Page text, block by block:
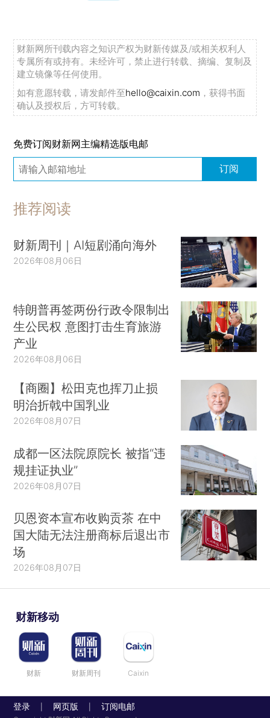
财新网所刊载内容之知识产权为财新传媒及/或相关权利人
专属所有或持有。未经许可，禁止进行转载、摘编、复制及
建立镜像等任何使用。
如有意愿转载，请发邮件至hello@caixin.com ，获得书面
确认及授权后，方可转载。
免费订阅财新网主编精选版电邮
订阅
推荐阅读
财新周刊｜AI短剧涌向海外
2026年08月06日
特朗普再签两份行政令限制出
生公民权 意图打击生育旅游
产业
2026年08月06日
【商圈】松田克也挥刀止损
明治折戟中国乳业
2026年08月07日
成都一区法院原院长 被指“违
规挂证执业”
2026年08月07日
贝恩资本宣布收购贡茶 在中
国大陆无法注册商标后退出市
场
2026年08月07日
财新移动
财新 财新周刊 Caixin
登录 网页版 订阅电邮